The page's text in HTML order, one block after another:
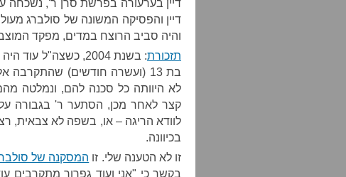
דיין בערעורה בפרשת סרן ר', נשכחה
דיין והפסיקה המשונה של סולברג
והיה סביב הרוצח במדים, מפקד
תזכורת
: בשנת 2004, כשצה"ל
בת 13 (ועשרה חודשים)
לא היוותה כל סכנה להם, ונמלטה
קצר לאחר מכן, הסתער ר' בגבורה על
לוודא הריגה – או, בשפה לא צבאית,
בכיוונה.
זו לא הטענה שלי. זו המסקנה של
בקשר כי "אני ועוד גפרור מתקרבים